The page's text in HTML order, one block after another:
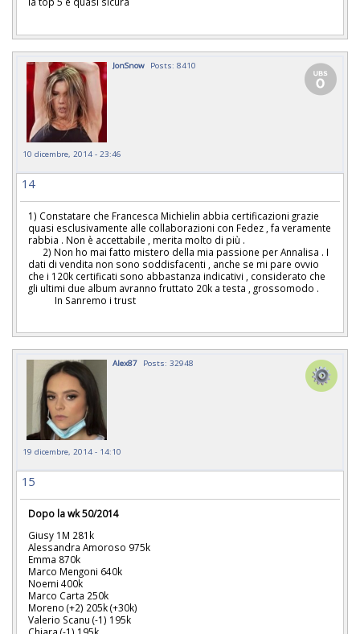
JonSnow Posts: 8410
10 dicembre, 2014 - 23:46
14
1) Constatare che Francesca Michielin abbia certificazioni grazie
quasi esclusivamente alle collaborazioni con Fedez , fa veramente
rabbia . Non è accettabile , merita molto di più .
2) Non ho mai fatto mistero della mia passione per Annalisa . I
dati di vendita non sono soddisfacenti , anche se mi pare ovvio
che i 120k certificati sono abbastanza indicativi , considerato che
gli ultimi due album avranno fruttato 20k a testa , grossomodo .
In Sanremo i trust
Alex87 Posts: 32948
19 dicembre, 2014 - 14:10
15
Dopo la wk 50/2014
Giusy 1M 281k
Alessandra Amoroso 975k
Emma 870k
Marco Mengoni 640k
Noemi 400k
Marco Carta 250k
Moreno (+2) 205k (+30k)
Valerio Scanu (-1) 195k